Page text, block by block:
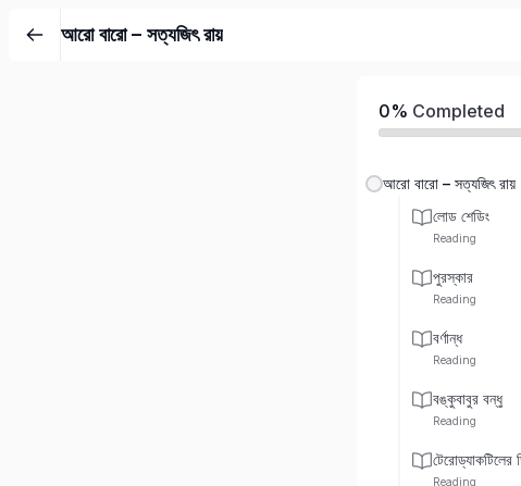
আরো বারো – সত্যজিৎ রায়
0% Completed
আরো বারো – সত্যজিৎ রায়
লোড শেডিং
Reading
পুরস্কার
Reading
বর্ণান্ধ
Reading
বঙ্কুবাবুর বন্ধু
Reading
টেরোড্যাকটিলের
Reading